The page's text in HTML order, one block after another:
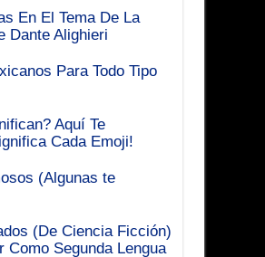
En El Tema De La
Dante Alighieri
Para Todo Tipo
Aquí Te
Cada Emoji!
(Algunas te
(De Ciencia Ficción)
Como Segunda Lengua